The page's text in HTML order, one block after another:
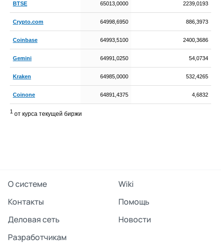
BTSE 65013,0000 2239,0193
Crypto.com 64998,6950 886,3973
Coinbase 64993,5100 2400,3686
Gemini 64991,0250 54,0734
Kraken 64985,0000 532,4265
Coinone 64891,4375 4,6832
1 от курса текущей биржи
О системе
Wiki
Контакты
Помощь
Деловая сеть
Новости
Разработчикам